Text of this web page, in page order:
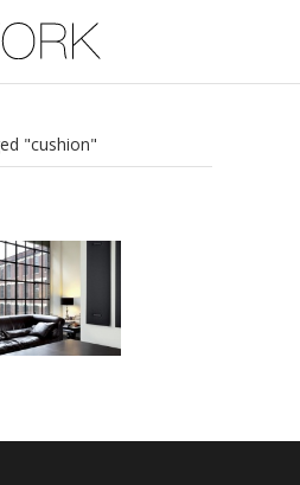
"cushion"